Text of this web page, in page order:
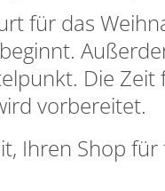
für das
Die
vorbereitet.
Ihren Shop